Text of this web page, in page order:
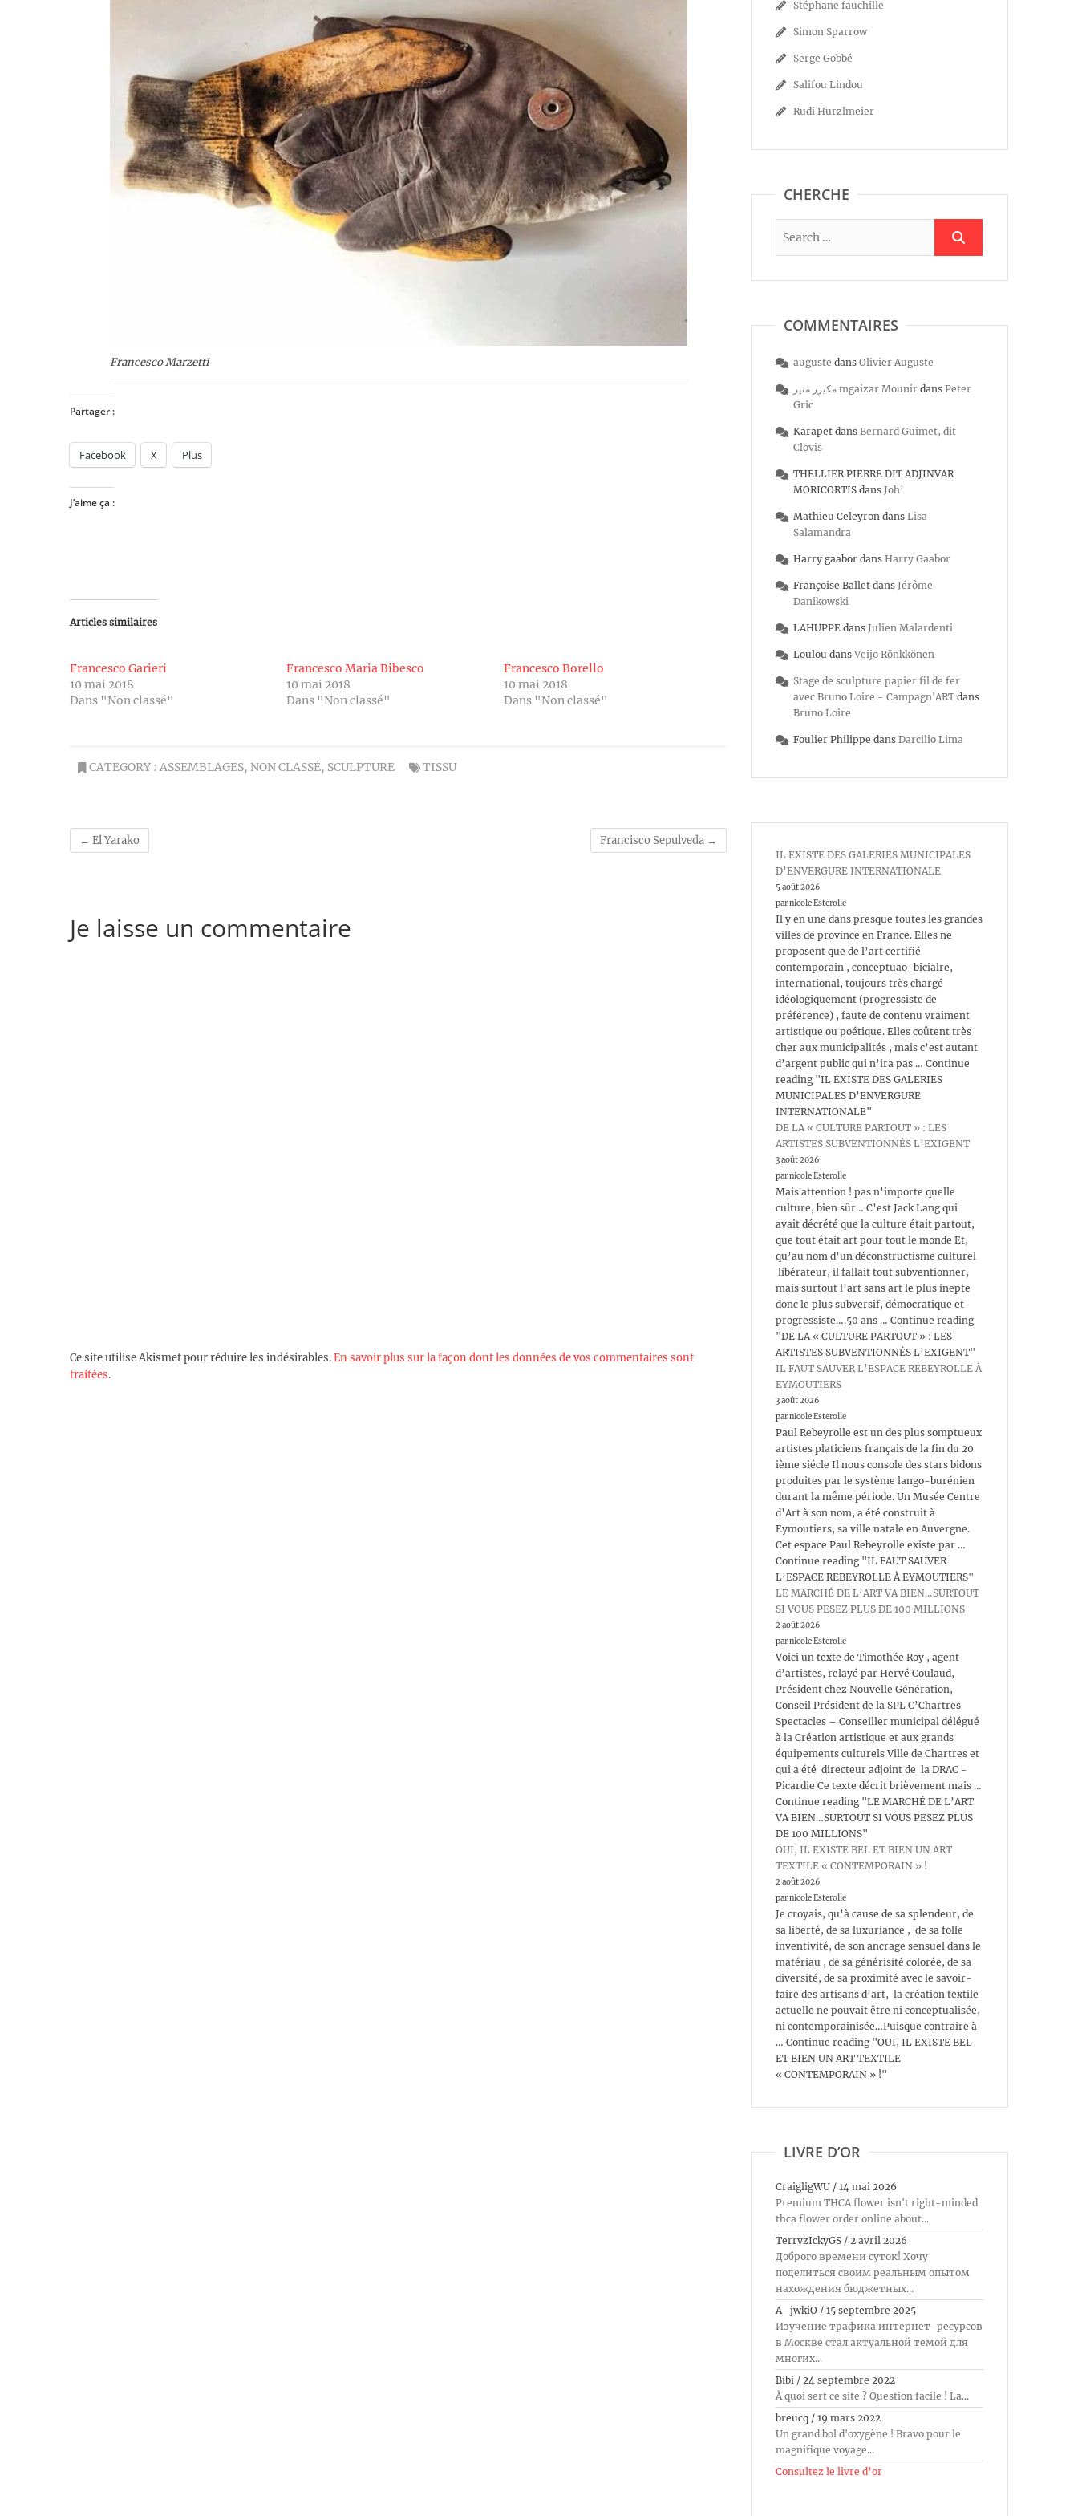
Francesco Marzetti
Partager :
Facebook X Plus
J’aime ça :
Articles similaires
Francesco Garieri
10 mai 2018
Dans "Non classé"
Francesco Maria Bibesco
10 mai 2018
Dans "Non classé"
Francesco Borello
10 mai 2018
Dans "Non classé"
CATEGORY : ASSEMBLAGES, NON CLASSÉ, SCULPTURE TISSU
← El Yarako Francisco Sepulveda →
Je laisse un commentaire
Ce site utilise Akismet pour réduire les indésirables.En savoir plus sur la façon dont les données de vos commentaires sont
traitées.
Stéphane fauchille
Simon Sparrow
Serge Gobbé
Salifou Lindou
Rudi Hurzlmeier
CHERCHE
COMMENTAIRES
auguste dans Olivier Auguste
مكيزر منير mgaizar Mounir dans Peter
Gric
Karapet dans Bernard Guimet, dit
Clovis
THELLIER PIERRE DIT ADJINVAR
MORICORTIS dans Joh’
Mathieu Celeyron dans Lisa
Salamandra
Harry gaabor dans Harry Gaabor
Françoise Ballet dans Jérôme
Danikowski
LAHUPPE dans Julien Malardenti
Loulou dans Veijo Rönkkönen
Stage de sculpture papier fil de fer
avec Bruno Loire - Campagn'ART dans
Bruno Loire
Foulier Philippe dans Darcilio Lima
IL EXISTE DES GALERIES MUNICIPALES
D’ENVERGURE INTERNATIONALE
5 août 2026
par nicole Esterolle
Il y en une dans presque toutes les grandes
villes de province en France. Elles ne
proposent que de l’art certifié
contemporain , conceptuao-bicialre,
international, toujours très chargé
idéologiquement (progressiste de
préférence) , faute de contenu vraiment
artistique ou poétique. Elles coûtent très
cher aux municipalités , mais c’est autant
d’argent public qui n’ira pas … Continue
reading "IL EXISTE DES GALERIES
MUNICIPALES D’ENVERGURE
INTERNATIONALE"
DE LA « CULTURE PARTOUT » : LES
ARTISTES SUBVENTIONNÉS L’EXIGENT
3 août 2026
par nicole Esterolle
Mais attention ! pas n’importe quelle
culture, bien sûr… C’est Jack Lang qui
avait décrété que la culture était partout,
que tout était art pour tout le monde Et,
qu’au nom d’un déconstructisme culturel
libérateur, il fallait tout subventionner,
mais surtout l’art sans art le plus inepte
donc le plus subversif, démocratique et
progressiste….50 ans … Continue reading
"DE LA « CULTURE PARTOUT » : LES
ARTISTES SUBVENTIONNÉS L’EXIGENT"
IL FAUT SAUVER L’ESPACE REBEYROLLE À
EYMOUTIERS
3 août 2026
par nicole Esterolle
Paul Rebeyrolle est un des plus somptueux
artistes platiciens français de la fin du 20
ième siécle Il nous console des stars bidons
produites par le système lango-burénien
durant la même période. Un Musée Centre
d’Art à son nom, a été construit à
Eymoutiers, sa ville natale en Auvergne.
Cet espace Paul Rebeyrolle existe par …
Continue reading "IL FAUT SAUVER
L’ESPACE REBEYROLLE À EYMOUTIERS"
LE MARCHÉ DE L’ART VA BIEN…SURTOUT
SI VOUS PESEZ PLUS DE 100 MILLIONS
2 août 2026
par nicole Esterolle
Voici un texte de Timothée Roy , agent
d’artistes, relayé par Hervé Coulaud,
Président chez Nouvelle Génération,
Conseil Président de la SPL C’Chartres
Spectacles – Conseiller municipal délégué
à la Création artistique et aux grands
équipements culturels Ville de Chartres et
qui a été directeur adjoint de la DRAC -
Picardie Ce texte décrit brièvement mais …
Continue reading "LE MARCHÉ DE L’ART
VA BIEN…SURTOUT SI VOUS PESEZ PLUS
DE 100 MILLIONS"
OUI, IL EXISTE BEL ET BIEN UN ART
TEXTILE « CONTEMPORAIN » !
2 août 2026
par nicole Esterolle
Je croyais, qu’à cause de sa splendeur, de
sa liberté, de sa luxuriance , de sa folle
inventivité, de son ancrage sensuel dans le
matériau , de sa générisité colorée, de sa
diversité, de sa proximité avec le savoir-
faire des artisans d’art, la création textile
actuelle ne pouvait être ni conceptualisée,
ni contemporainisée…Puisque contraire à
… Continue reading "OUI, IL EXISTE BEL
ET BIEN UN ART TEXTILE
« CONTEMPORAIN » !"
LIVRE D’OR
CraigligWU / 14 mai 2026
Premium THCA flower isn't right-minded
thca flower order online about...
TerryzIckyGS / 2 avril 2026
Доброго времени суток! Хочу
поделиться своим реальным опытом
нахождения бюджетных...
A_jwkiO / 15 septembre 2025
Изучение трафика интернет-ресурсов
в Москве стал актуальной темой для
многих...
Bibi / 24 septembre 2022
À quoi sert ce site ? Question facile ! La...
breucq / 19 mars 2022
Un grand bol d'oxygène ! Bravo pour le
magnifique voyage...
Consultez le livre d’or